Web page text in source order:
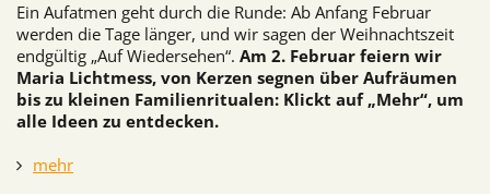
Ein Aufatmen geht durch die Runde: Ab Anfang Februar
werden die Tage länger, und wir sagen der Weihnachtszeit
endgültig „Auf Wiedersehen“. Am 2. Februar feiern wir
Maria Lichtmess, von Kerzen segnen über Aufräumen
bis zu kleinen Familienritualen: Klickt auf „Mehr“, um
alle Ideen zu entdecken.
mehr